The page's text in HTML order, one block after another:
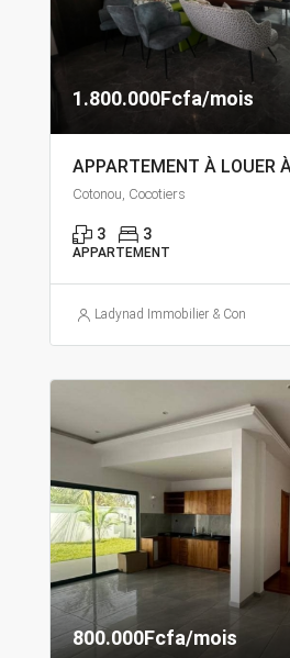
1.800.000Fcfa/mois
Cotonou, Cocotiers
3 3
APPARTEMENT
Ladynad Immobilier & Construction
800.000Fcfa/mois